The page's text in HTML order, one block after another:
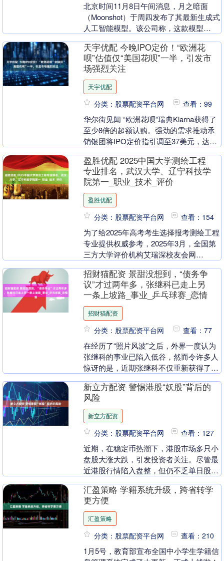
北京时间11月8日午间消息，月之暗面
（Moonshot）于周四发布了其最新生成式
人工智能模型。该公司称，这款模型
令就能理解....
天宇优配 今晚IPO定价！“欧洲花
呗”估值仅“美国花呗”一半，引发市
场强烈关注
天宇优配
分类：股票配资平台网 查看：99
华尔街见闻 “欧洲花呗”瑞典Klarna获得了
至少8倍的超额认购。强劲的需求推动承
销银团将IPO定价指引调至37美元，达到
盈胜优配 2025中国大学测绘工程
专业排名，武汉大学、辽宁科技学
院第一_职业_技术_评价
盈胜优配
分类：股票配资平台网 查看：154
为了给2025年高考考生选择报考测绘工程
专业提供权威参考，2025年3月，全国第
三方大学评价机构艾瑞深校友会网
学....
招财猫配资 景甜没想到，“债务争
议”才过两年多，张继科已走上另
一条上坡路_事业_乒乓球赛_恋情
招财猫配资
分类：股票配资平台网 查看：77
在经历了“照片风波”之后，外界一度认为
张继科的事业已陷入低谷，然而令许多人
惊讶的是，近期张继科不仅重新获得了官
育总局和人民网....
新立方配资 警惕港股“妖股”背后的
风险
新立方配资
分类：股票配资平台网 查看：127
近期，在稳定币热潮下，港股市场多只小
盘股大涨大跌，引发投资者关注。尽管最
近港股行情陷入盘整，但仍不乏单日股价
些股票具有相....
汇盈策略 学籍系统升级，跨省转学
更方便
汇盈策略
分类：股票配资平台网 查看：210
1月5号，教育部宣布全国中小学生学籍信